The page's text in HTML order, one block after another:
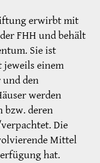
erwirbt mit
FHH und behält
Sie ist
jeweils einem
und den
werden
bzw. deren
Die
Mittel
hat.